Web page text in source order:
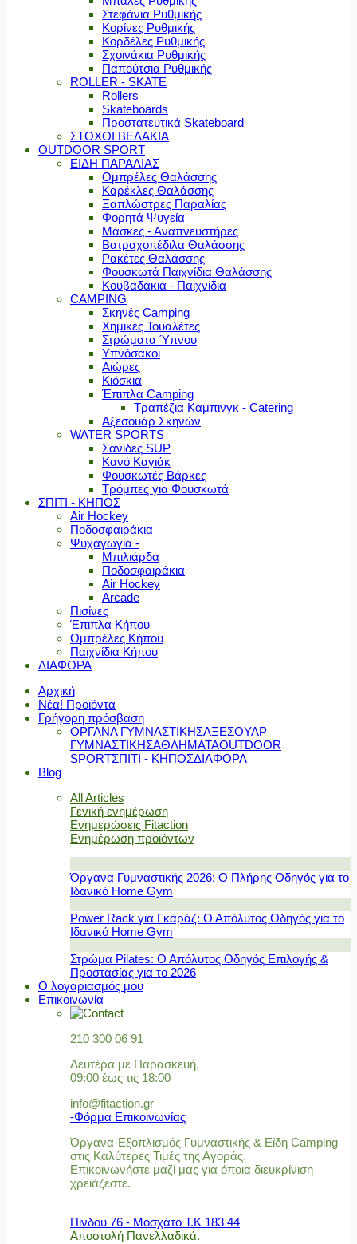
Στεφάνια Ρυθμικής
Κορίνες Ρυθμικής
Κορδέλες Ρυθμικής
Σχοινάκια Ρυθμικής
Παπούτσια Ρυθμικής
ROLLER - SKATE
Rollers
Skateboards
Προστατευτικά Skateboard
ΣΤΟΧΟΙ ΒΕΛΑΚΙΑ
OUTDOOR SPORT
ΕΙΔΗ ΠΑΡΑΛΙΑΣ
Ομπρέλες Θαλάσσης
Καρέκλες Θαλάσσης
Ξαπλώστρες Παραλίας
Φορητά Ψυγεία
Μάσκες - Αναπνευστήρες
Βατραχοπέδιλα Θαλάσσης
Ρακέτες Θαλάσσης
Φουσκωτά Παιχνίδια Θαλάσσης
Κουβαδάκια - Παιχνίδια
CAMPING
Σκηνές Camping
Χημικές Τουαλέτες
Στρώματα Ύπνου
Υπνόσακοι
Αιώρες
Κιόσκια
Έπιπλα Camping
Τραπέζια Καμπινγκ - Catering
Αξεσουάρ Σκηνών
WATER SPORTS
Σανίδες SUP
Κανό Καγιάκ
Φουσκωτές Βάρκες
Τρόμπες για Φουσκωτά
ΣΠΙΤΙ - ΚΗΠΟΣ
Air Hockey
Ποδοσφαιράκια
Ψυχαγωγία -
Μπιλιάρδα
Ποδοσφαιράκια
Air Hockey
Arcade
Πισίνες
Έπιπλα Κήπου
Ομπρέλες Κήπου
Παιχνίδια Κήπου
ΔΙΑΦΟΡΑ
Αρχική
Νέα! Προϊόντα
Γρήγορη πρόσβαση
ΟΡΓΑΝΑ ΓΥΜΝΑΣΤΙΚΗΣΑΞΕΣΟΥΑΡ
ΓΥΜΝΑΣΤΙΚΗΣΑΘΛΗΜΑΤΑOUTDOOR
SPORTΣΠΙΤΙ - ΚΗΠΟΣΔΙΑΦΟΡΑ
Blog
All Articles
Γενική ενημέρωση
Ενημερώσεις Fitaction
Ενημέρωση προϊόντων
Όργανα Γυμναστικής 2026: Ο Πλήρης Οδηγός για το
Ιδανικό Home Gym
Power Rack για Γκαράζ: Ο Απόλυτος Οδηγός για το
Ιδανικό Home Gym
Στρώμα Pilates: Ο Απόλυτος Οδηγός Επιλογής &
Προστασίας για το 2026
Ο λογαριασμός μου
Επικοινωνία
210 300 06 91
Δευτέρα με Παρασκευή,
09:00 έως τις 18:00
info@fitaction.gr
-Φόρμα Επικοινωνίας
Όργανα-Εξοπλισμός Γυμναστικής & Είδη Camping
στις Καλύτερες Τιμές της Αγοράς.
Επικοινωνήστε μαζί μας για όποια διευκρίνιση
χρειάζεστε.
Πίνδου 76 - Μοσχάτο Τ.Κ 183 44
Αποστολή Πανελλαδικά.